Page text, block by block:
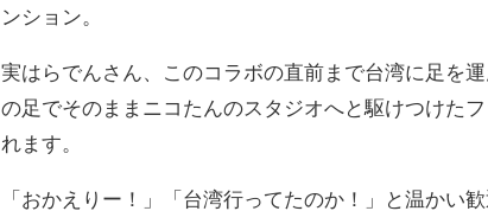
ンション。
実はらでんさん、このコラボの直前まで台湾に足を
の足でそのままニコたんのスタジオへと駆けつけた
れます。
「おかえりー！」「台湾行ってたのか！」と温かい